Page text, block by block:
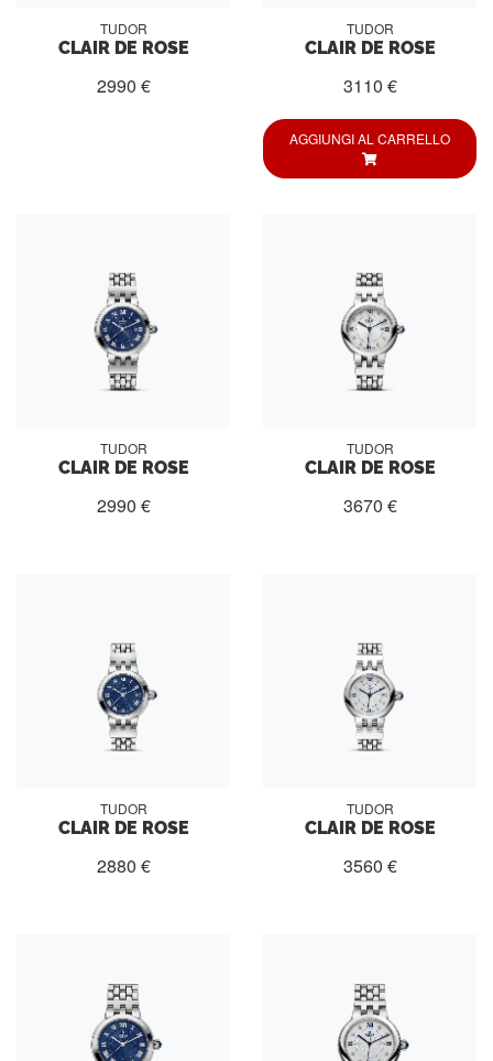
TUDOR
CLAIR DE ROSE
2990 €
TUDOR
CLAIR DE ROSE
3110 €
AGGIUNGI AL CARRELLO
TUDOR
CLAIR DE ROSE
2990 €
TUDOR
CLAIR DE ROSE
3670 €
TUDOR
CLAIR DE ROSE
2880 €
TUDOR
CLAIR DE ROSE
3560 €